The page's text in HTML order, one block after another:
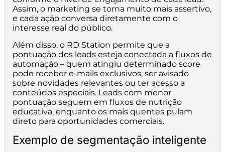
Assim, o marketing se torna muito mais assertivo,
e cada ação conversa diretamente com o
interesse real do público.
Além disso, o RD Station permite que a
pontuação dos leads esteja conectada a fluxos de
automação – quem atingiu determinado score
pode receber e-mails exclusivos, ser avisado
sobre novidades relevantes ou ter acesso a
conteúdos especiais. Leads com menor
pontuação seguem em fluxos de nutrição
educativa, enquanto os mais quentes pulam
direto para oportunidades comerciais.
Exemplo de segmentação inteligente